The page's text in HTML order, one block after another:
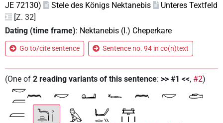
JE 72130)
Stele des Königs Nektanebis
Unteres Textfeld
[Z. 32]
Dating (time frame): Nektanebis (I.) Cheperkare
Go to/cite sentence Sentence no. 94 in co(n)text
(One of 2 reading variants of this sentence: >> #1 <<, #2)